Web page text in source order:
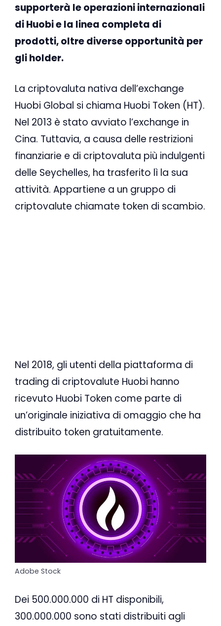
supporterà le operazioni internazionali
di Huobi e la linea completa di
prodotti, oltre diverse opportunità per
gli holder.
La criptovaluta nativa dell’exchange
Huobi Global si chiama Huobi Token (HT).
Nel 2013 è stato avviato l’exchange in
Cina. Tuttavia, a causa delle restrizioni
finanziarie e di criptovaluta più indulgenti
delle Seychelles, ha trasferito lì la sua
attività. Appartiene a un gruppo di
criptovalute chiamate token di scambio.
Nel 2018, gli utenti della piattaforma di
trading di criptovalute Huobi hanno
ricevuto Huobi Token come parte di
un’originale iniziativa di omaggio che ha
distribuito token gratuitamente.
Adobe Stock
Dei 500.000.000 di HT disponibili,
300.000.000 sono stati distribuiti agli